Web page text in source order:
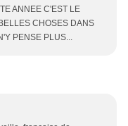
ANNEE C'EST LE
CHOSES DANS
PENSE PLUS...